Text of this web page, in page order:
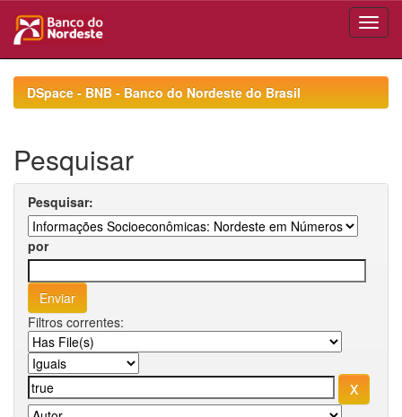
navigationDSpace - BNB - Banco do Nordeste do Brasil
Pesquisar
Pesquisar:
por
Filtros correntes: